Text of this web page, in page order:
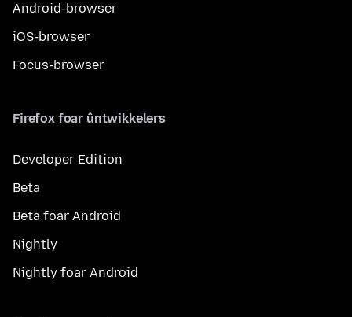
Android-browser
iOS-browser
Focus-browser
Firefox foar ûntwikkelers
Developer Edition
Beta
Beta foar Android
Nightly
Nightly foar Android